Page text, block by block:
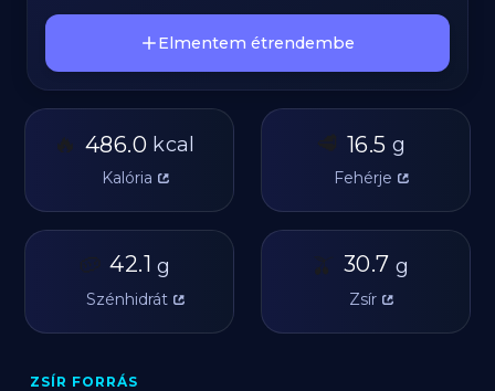
Elmentem étrendembe
🔥 486.0 kcal
Kalória
🥩 16.5 g
Fehérje
🥔 42.1 g
Szénhidrát
🫒 30.7 g
Zsír
ZSÍR FORRÁS